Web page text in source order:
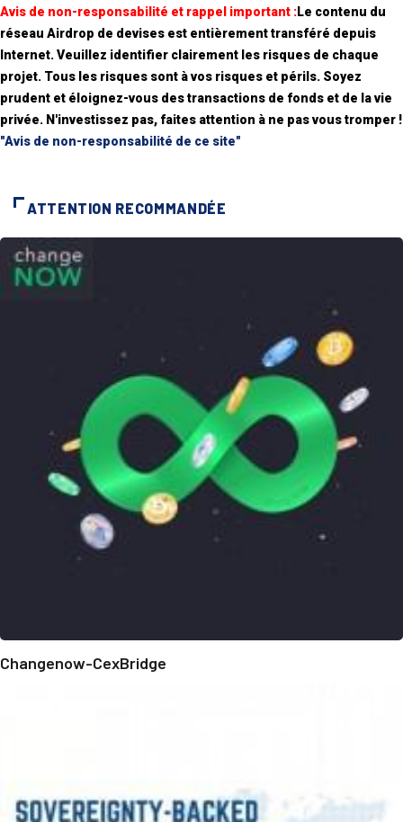
Avis de non-responsabilité et rappel important :Le contenu du
réseau Airdrop de devises est entièrement transféré depuis
Internet. Veuillez identifier clairement les risques de chaque
projet. Tous les risques sont à vos risques et périls. Soyez
prudent et éloignez-vous des transactions de fonds et de la vie
privée. N'investissez pas, faites attention à ne pas vous tromper !
"Avis de non-responsabilité de ce site"
ATTENTION RECOMMANDÉE
Changenow-CexBridge